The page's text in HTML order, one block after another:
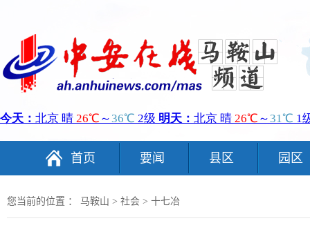
首页 要闻 县区 园区
您当前的位置 ： 马鞍山 > 社会 > 十七冶